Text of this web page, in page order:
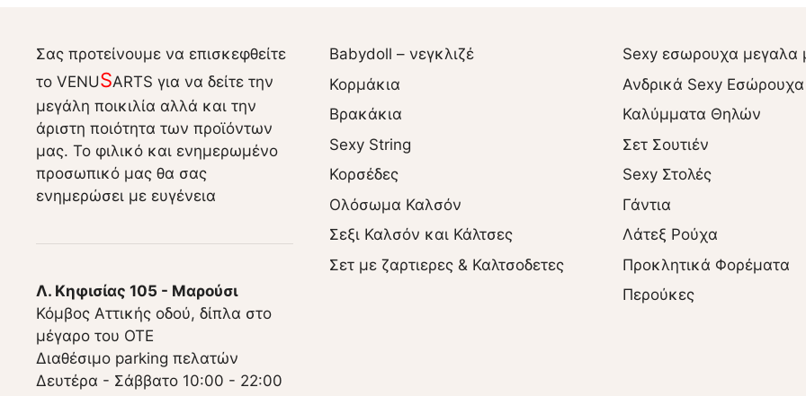
Σας προτείνουμε να επισκεφθείτε
το VENUSARTS για να δείτε την
μεγάλη ποικιλία αλλά και την
άριστη ποιότητα των προϊόντων
μας. Το φιλικό και ενημερωμένο
προσωπικό μας θα σας
ενημερώσει με ευγένεια
Λ. Κηφισίας 105 - Μαρούσι
Κόμβος Αττικής οδού, δίπλα στο
μέγαρο του ΟΤΕ
Διαθέσιμο parking πελατών
Δευτέρα - Σάββατο 10:00 - 22:00
Babydoll – νεγκλιζέ
Κορμάκια
Βρακάκια
Sexy String
Κορσέδες
Ολόσωμα Καλσόν
Σεξι Καλσόν και Κάλτσες
Σετ με ζαρτιερες & Καλτσοδετες
Sexy εσωρουχα μεγαλα
Ανδρικά Sexy Εσώρουχα
Καλύμματα Θηλών
Σετ Σουτιέν
Sexy Στολές
Γάντια
Λάτεξ Ρούχα
Προκλητικά Φορέματα
Περούκες